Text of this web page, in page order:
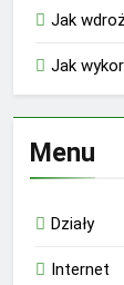
Jak
Jak
Menu
Działy
Internet